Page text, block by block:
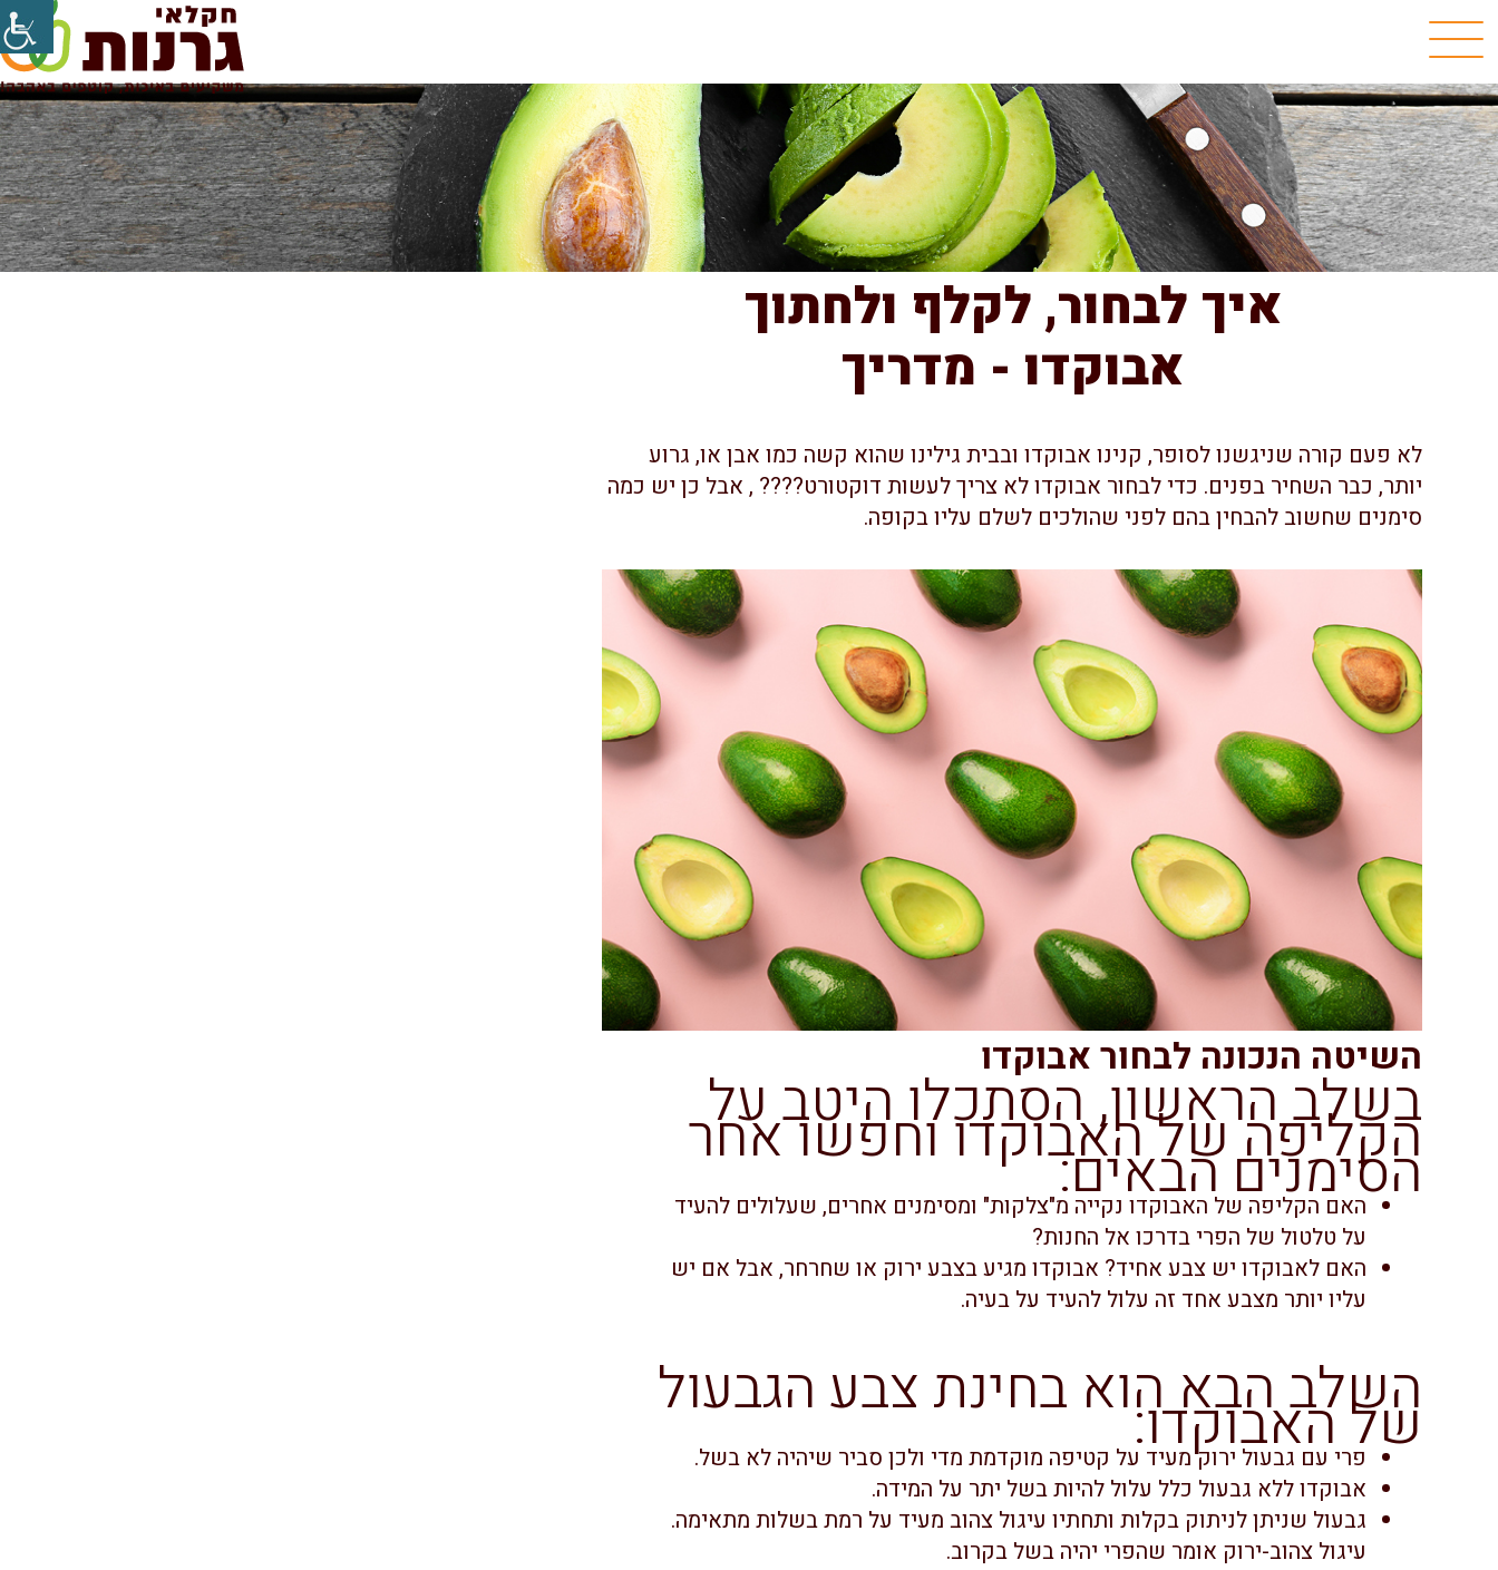
איך לבחור, לקלף ולחתוך
אבוקדו - מדריך
לא פעם קורה שניגשנו לסופר, קנינו אבוקדו ובבית גילינו שהוא קשה כמו אבן או, גרוע
יותר, כבר השחיר בפנים. כדי לבחור אבוקדו לא צריך לעשות דוקטורט???? , אבל כן יש כמה
סימנים שחשוב להבחין בהם לפני שהולכים לשלם עליו בקופה.
השיטה הנכונה לבחור אבוקדו
בשלב הראשון, הסתכלו היטב על
הקליפה של האבוקדו וחפשו אחר
הסימנים הבאים:
האם הקליפה של האבוקדו נקייה מ"צלקות" ומסימנים אחרים, שעלולים להעיד
על טלטול של הפרי בדרכו אל החנות?
האם לאבוקדו יש צבע אחיד? אבוקדו מגיע בצבע ירוק או שחרחר, אבל אם יש
עליו יותר מצבע אחד זה עלול להעיד על בעיה.
השלב הבא הוא בחינת צבע הגבעול
של האבוקדו:
פרי עם גבעול ירוק מעיד על קטיפה מוקדמת מדי ולכן סביר שיהיה לא בשל.
אבוקדו ללא גבעול כלל עלול להיות בשל יתר על המידה.
גבעול שניתן לניתוק בקלות ותחתיו עיגול צהוב מעיד על רמת בשלות מתאימה.
עיגול צהוב-ירוק אומר שהפרי יהיה בשל בקרוב.